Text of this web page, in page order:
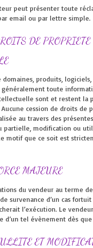
peut présenter toute
email ou par lettre simple.
DE PROPRIETE
domaines, produits, logiciels,
toute
sont et restent la
cession de droits de
au travers des présentes
partielle, modification ou
motif que ce soit est
MAJEURE
du vendeur au terme
survenance d’un cas
l’exécution. Le
d’un tel évènement dès
ET